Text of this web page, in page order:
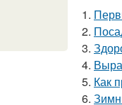
1.
2.
3.
4.
5. Как
6.